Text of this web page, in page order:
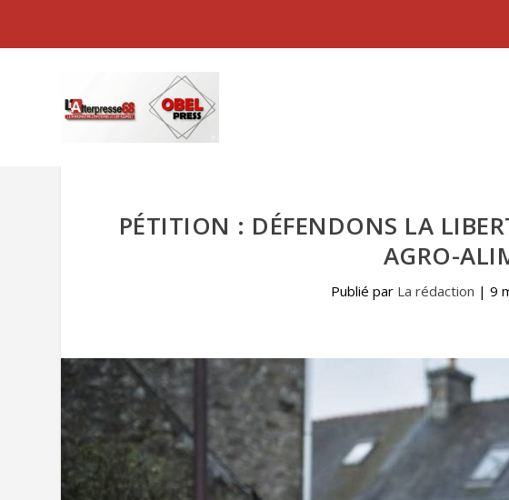
PÉTITION : DÉFENDONS LA
AGRO-
Publié par La rédaction |9